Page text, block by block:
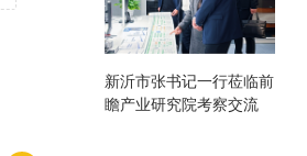
新沂市张书记一行莅临前
瞻产业研究院考察交流